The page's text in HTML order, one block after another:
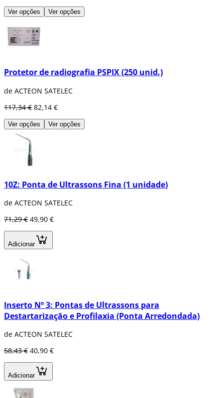
Ver opções Ver opções
Protetor de radiografia PSPIX (250 unid.)
de ACTEON SATELEC
117,34 € 82,14 €
Ver opções Ver opções
10Z: Ponta de Ultrassons Fina (1 unidade)
de ACTEON SATELEC
71,29 € 49,90 €
Adicionar
Inserto Nº 3: Pontas de Ultrassons para
Destartarização e Profilaxia (Ponta Arredondada)
de ACTEON SATELEC
58,43 € 40,90 €
Adicionar